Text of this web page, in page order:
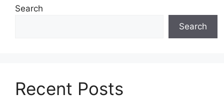
Search
Search
Recent Posts